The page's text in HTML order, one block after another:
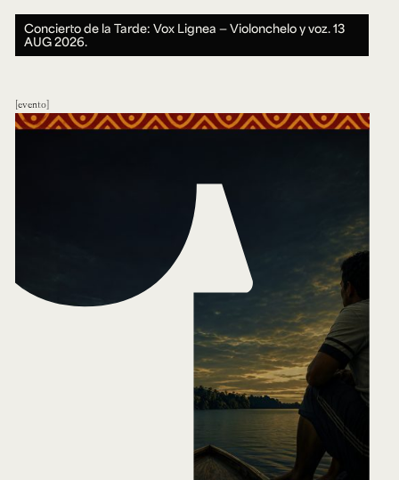
Concierto de la Tarde: Vox Lignea — Violonchelo y voz.13
AUG 2026.
evento